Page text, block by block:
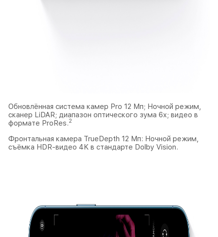
Обновлённая система камер Pro 12 Мп; Ночной режим,
сканер LiDAR; диапазон оптического зума 6x; видео в
формате ProRes.2
Фронтальная камера TrueDepth 12 Мп: Ночной режим,
съёмка HDR-видео 4K в стандарте Dolby Vision.